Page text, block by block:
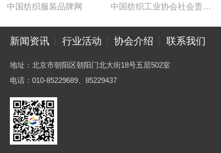
中国纺织服装品牌网
中国纺织工业协会社会责任建设推广委员会
新闻资讯 行业活动 协会介绍 联系我们
地址：北京市朝阳区朝阳门北大街18号五层502室
电话：010-85229689、85229437